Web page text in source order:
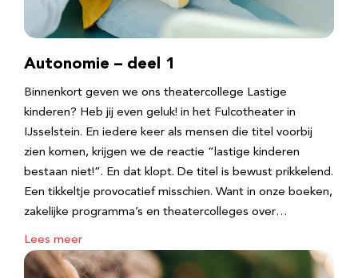
Autonomie – deel 1
Binnenkort geven we ons theatercollege Lastige
kinderen? Heb jij even geluk! in het Fulcotheater in
IJsselstein. En iedere keer als mensen die titel voorbij
zien komen, krijgen we de reactie “lastige kinderen
bestaan niet!”. En dat klopt. De titel is bewust prikkelend.
Een tikkeltje provocatief misschien. Want in onze boeken,
zakelijke programma’s en theatercolleges over…
Lees meer